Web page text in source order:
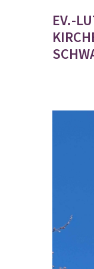
EV.-